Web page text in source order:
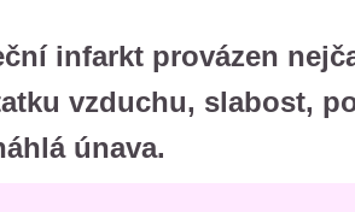
infarkt provázen
vzduchu, slabost,
únava.